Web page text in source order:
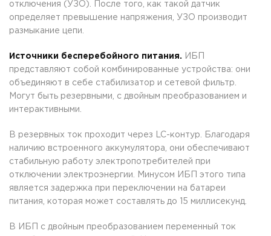
отключения (УЗО). После того, как такой датчик
определяет превышение напряжения, УЗО производит
размыкание цепи.
Источники бесперебойного питания.
ИБП
представляют собой комбинированные устройства: они
объединяют в себе стабилизатор и сетевой фильтр.
Могут быть резервными, с двойным преобразованием и
интерактивными.
В резервных ток проходит через LC-контур. Благодаря
наличию встроенного аккумулятора, они обеспечивают
стабильную работу электропотребителей при
отключении электроэнергии. Минусом ИБП этого типа
является задержка при переключении на батареи
питания, которая может составлять до 15 миллисекунд.
В ИБП с двойным преобразованием переменный ток